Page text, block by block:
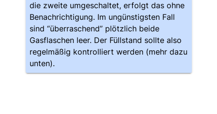
die zweite umgeschaltet, erfolgt das ohne
Benachrichtigung. Im ungünstigsten Fall
sind “überraschend” plötzlich beide
Gasflaschen leer. Der Füllstand sollte also
regelmäßig kontrolliert werden (mehr dazu
unten).